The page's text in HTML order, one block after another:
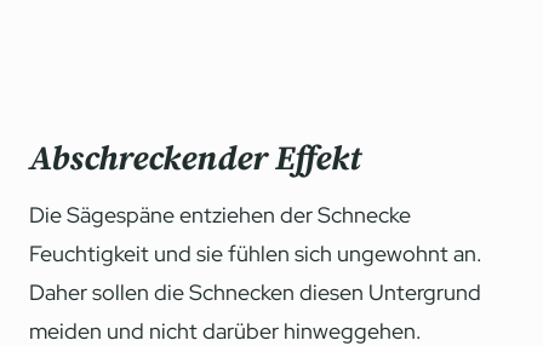
Abschreckender Effekt
Die Sägespäne entziehen der Schnecke
Feuchtigkeit und sie fühlen sich ungewohnt an.
Daher sollen die Schnecken diesen Untergrund
meiden und nicht darüber hinweggehen.